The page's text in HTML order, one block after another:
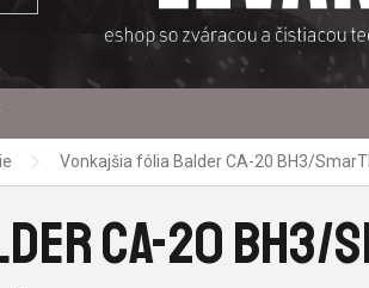
Vonkajšia fólia Balder CA-20 BH3/
CA-20 BH3/